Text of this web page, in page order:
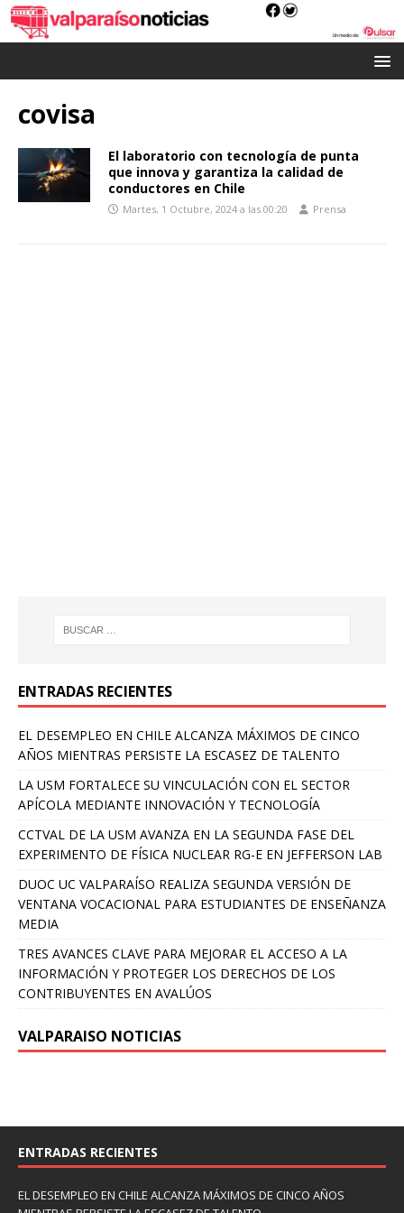
covisa
El laboratorio con tecnología de punta
que innova y garantiza la calidad de
conductores en Chile
Martes, 1 Octubre, 2024 a las 00:20 Prensa
ENTRADAS RECIENTES
EL DESEMPLEO EN CHILE ALCANZA MÁXIMOS DE CINCO
AÑOS MIENTRAS PERSISTE LA ESCASEZ DE TALENTO
LA USM FORTALECE SU VINCULACIÓN CON EL SECTOR
APÍCOLA MEDIANTE INNOVACIÓN Y TECNOLOGÍA
CCTVAL DE LA USM AVANZA EN LA SEGUNDA FASE DEL
EXPERIMENTO DE FÍSICA NUCLEAR RG-E EN JEFFERSON LAB
DUOC UC VALPARAÍSO REALIZA SEGUNDA VERSIÓN DE
VENTANA VOCACIONAL PARA ESTUDIANTES DE ENSEÑANZA
MEDIA
TRES AVANCES CLAVE PARA MEJORAR EL ACCESO A LA
INFORMACIÓN Y PROTEGER LOS DERECHOS DE LOS
CONTRIBUYENTES EN AVALÚOS
VALPARAISO NOTICIAS
ENTRADAS RECIENTES
EL DESEMPLEO EN CHILE ALCANZA MÁXIMOS DE CINCO AÑOS